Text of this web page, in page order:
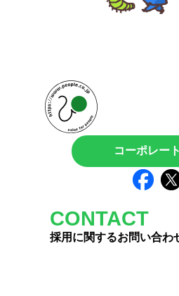
コーポレー
CONTACT
採用に関するお問い合わ